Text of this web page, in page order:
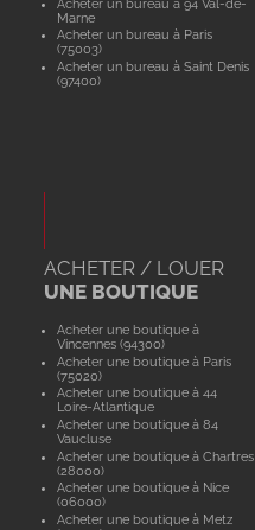
Acheter un bureau à 94 Val-de-
Marne
Acheter un bureau à Paris
(75003)
Acheter un bureau à Saint Denis
(97400)
ACHETER / LOUER
UNE BOUTIQUE
Acheter une boutique à
Vincennes (94300)
Acheter une boutique à Paris
(75020)
Acheter une boutique à 44
Loire-Atlantique
Acheter une boutique à 84
Vaucluse
Acheter une boutique à Chartres
(28000)
Acheter une boutique à Nice
(06000)
Acheter une boutique à Metz